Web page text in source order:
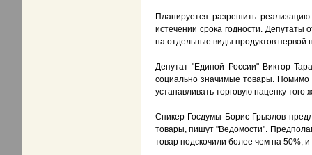
Планируется разрешить
истечении срока годности. Депутаты
на отдельные виды продуктов первой
Депутат "Единой России" Виктор
социально значимые товары. Помимо
устанавливать торговую наценку
Cпикер Госдумы Борис Грызлов
товары, пишут "Ведомости".
товар подскочили более чем на 50%, и